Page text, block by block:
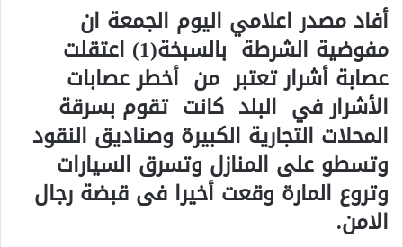
أفاد مصدر اعلامي اليوم الجمعة ان
مفوضية الشرطة بالسبخة(1) اعتقلت
عصابة أشرار تعتبر من أخطر عصابات
الأشرار في البلد كانت تقوم بسرقة
المحلات التجارية الكبيرة وصناديق النقود
وتسطو على المنازل وتسرق السيارات
وتروع المارة وقعت أخيرا فى قبضة رجال
الامن.